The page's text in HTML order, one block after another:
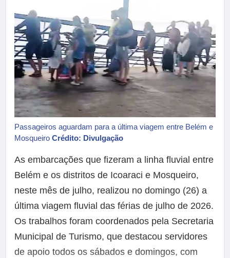
Passageiros aguardam para a última viagem entre Belém e
Mosqueiro Crédito: Divulgação
As embarcações que fizeram a linha fluvial entre
Belém e os distritos de Icoaraci e Mosqueiro,
neste mês de julho, realizou no domingo (26) a
última viagem fluvial das férias de julho de 2026.
Os trabalhos foram coordenados pela Secretaria
Municipal de Turismo, que destacou servidores
de apoio todos os sábados e domingos, com